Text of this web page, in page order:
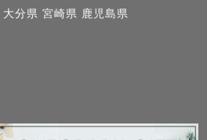
大分県 宮崎県 鹿児島県